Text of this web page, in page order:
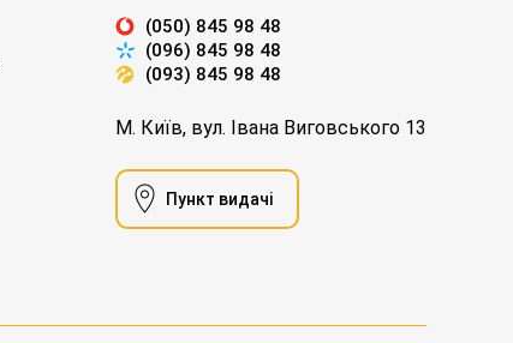
(050) 845 98 48
(096) 845 98 48
(093) 845 98 48
М. Київ, вул. Івана Виговського 13
Пункт видачі